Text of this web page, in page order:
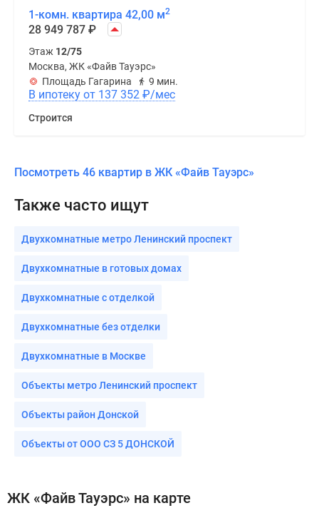
1-комн. квартира 42,00 м2
28 949 787 ₽
Этаж 12/75
Москва, ЖК «Файв Тауэрс»
Площадь Гагарина
9 мин.
В ипотеку от 137 352 ₽/мес
Строится
Посмотреть 46 квартир в ЖК «Файв Тауэрс»
Также часто ищут
Двухкомнатные метро Ленинский проспект
Двухкомнатные в готовых домах
Двухкомнатные с отделкой
Двухкомнатные без отделки
Двухкомнатные в Москве
Объекты метро Ленинский проспект
Объекты район Донской
Объекты от ООО СЗ 5 ДОНСКОЙ
ЖК «Файв Тауэрс» на карте